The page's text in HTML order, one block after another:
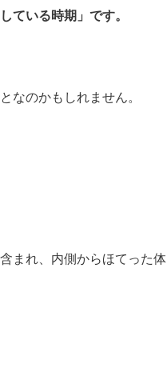
ている時期」 です。
なのかもしれません。
まれ、内側からほてった